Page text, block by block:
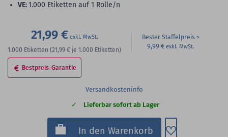
VE:1.000 Etiketten auf 1 Rolle/n
21,99 €
1.000 Etiketten (21,99 € je 1.000 Etiketten)
Bester Staffelpreis
9,99 €
Bestpreis-Garantie
Versandkosteninfo
Lieferbar sofort ab Lager
In den Warenkorb Zum